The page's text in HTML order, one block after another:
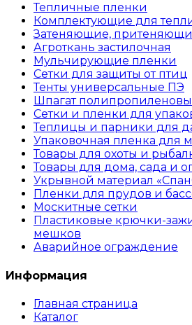
Тепличные пленки
Комплектующие для
Затеняющие,
Агроткань застилочная
Мульчирующие пленки
Сетки для защиты от птиц
Тенты универсальные ПЭ
Шпагат
Сетки и пленки для
Теплицы и парники для
Упаковочная пленка для
Товары для охоты и
Товары для дома, сада и
Укрывной материал
Пленки для прудов и
Москитные сетки
Пластиковые крючки-
мешков
Аварийное ограждение
Информация
Главная страница
Каталог